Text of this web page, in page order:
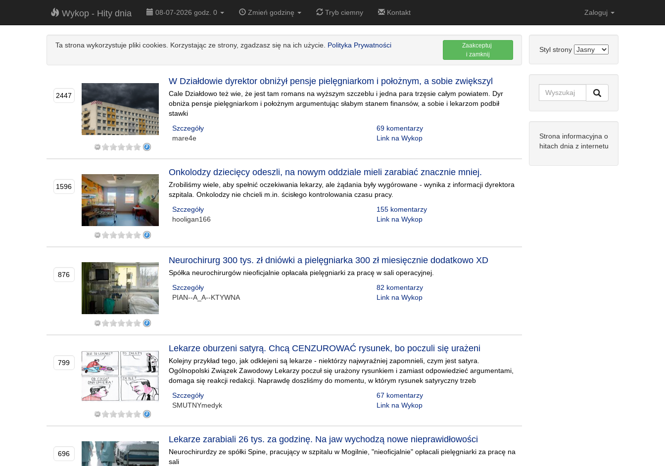
Wykop - Hity dnia 08-07-2026 godz. 0 Zmień godzinę Tryb ciemny Kontakt Zaloguj
Ta strona wykorzystuje pliki cookies. Korzystając ze strony, zgadzasz się na ich użycie. Polityka Prywatności
Zaakceptuj
i zamknij
2447
W Działdowie dyrektor obniżył pensje pielęgniarkom i położnym, a sobie zwiększyl
Cale Działdowo też wie, że jest tam romans na wyższym szczeblu i jedna para trzęsie całym powiatem. Dyr
obniża pensje pielęgniarkom i położnym argumentując słabym stanem finansów, a sobie i lekarzom podbił
stawki
Szczegóły
mare4e
69 komentarzy
Link na Wykop
1596
Onkolodzy dziecięcy odeszli, na nowym oddziale mieli zarabiać znacznie mniej.
Zrobiliśmy wiele, aby spełnić oczekiwania lekarzy, ale żądania były wygórowane - wynika z informacji dyrektora
szpitala. Onkolodzy nie chcieli m.in. ścisłego kontrolowania czasu pracy.
Szczegóły
hooligan166
155 komentarzy
Link na Wykop
876
Neurochirurg 300 tys. zł dniówki a pielęgniarka 300 zł miesięcznie dodatkowo XD
Spółka neurochirurgów nieoficjalnie opłacała pielęgniarki za pracę w sali operacyjnej.
Szczegóły
PIAN--A_A--KTYWNA
82 komentarzy
Link na Wykop
799
Lekarze oburzeni satyrą. Chcą CENZUROWAĆ rysunek, bo poczuli się urażeni
Kolejny przykład tego, jak odklejeni są lekarze - niektórzy najwyraźniej zapomnieli, czym jest satyra.
Ogólnopolski Związek Zawodowy Lekarzy poczuł się urażony rysunkiem i zamiast odpowiedzieć argumentami,
domaga się reakcji redakcji. Naprawdę doszliśmy do momentu, w którym rysunek satyryczny trzeb
Szczegóły
SMUTNYmedyk
67 komentarzy
Link na Wykop
696
Lekarze zarabiali 26 tys. za godzinę. Na jaw wychodzą nowe nieprawidłowości
Neurochirurdzy ze spółki Spine, pracujący w szpitalu w Mogilnie, "nieoficjalnie" opłacali pielęgniarki za pracę na
sali
Styl strony
Strona informacyjna o
hitach dnia z internetu